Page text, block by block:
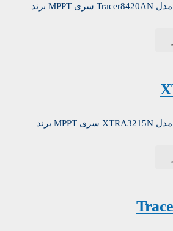
شارژ کنترلر مدل Tracer8420AN سری MPPT برند
شارژ کنترلر مدل XTRA3215N سری MPPT برند